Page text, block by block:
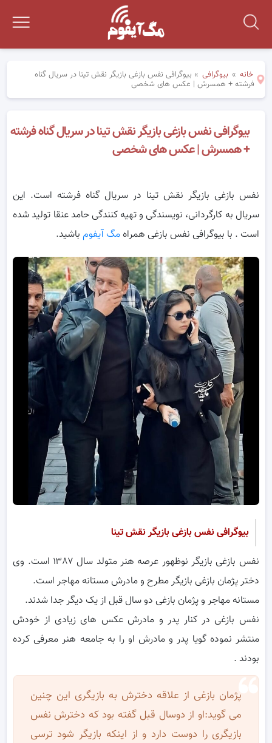
خانه » بیوگرافی » بیوگرافی نفس بازغی بازیگر نقش تینا در سریال گناه
فرشته + همسرش | عکس های شخصی
بیوگرافی نفس بازغی بازیگر نقش تینا در سریال گناه فرشته
+ همسرش | عکس های شخصی
نفس بازغی بازیگر نقش تینا در سریال گناه فرشته است. این
سریال به کارگردانی، نویسندگی و تهیه کنندگی حامد عنقا تولید شده
است ‌. با بیوگرافی نفس بازغی همراهمگ آیفوم باشید.
بیوگرافی نفس بازغی بازیگر نقش تینا
نفس بازغی بازیگر نوظهور عرصه هنر متولد سال ۱۳۸۷ است. وی
دختر پژمان بازغی بازیگر مطرح و مادرش مستانه مهاجر است.
مستانه مهاجر و پژمان بازغی دو سال قبل از یک دیگر جدا شدند.
نفس بازغی در کنار پدر و مادرش عکس های زیادی از خودش
منتشر نموده گویا پدر و مادرش او را به جامعه هنر معرفی کرده
بودند .
پژمان بازغی از علاقه دخترش به بازیگری این چنین
می گوید:او از دوسال قبل گفته بود که دخترش نفس
بازیگری را دوست دارد و از اینکه بازیگر شود ترسی